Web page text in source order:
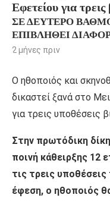
Εφετείου για
ΣΕ ΔΕΎΤΕΡΟ
ΕΠΙΒΛΗΘΕΊ
2 μήνες πριν
Ο ηθοποιός και
δικαστεί ξανά στο
για τρεις υποθέσεις
Στην πρωτόδικη
ποινή κάθειρξης 12
τις τρεις
έφεση, ο ηθοποιός